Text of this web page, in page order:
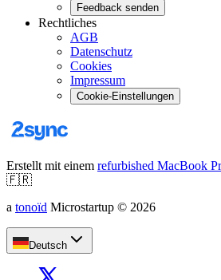
Feedback senden
Rechtliches
AGB
Datenschutz
Cookies
Impressum
Cookie-Einstellungen
Erstellt mit einem refurbished MacBook
🇫🇷
a tonoïd Microstartup © 2026
Deutsch